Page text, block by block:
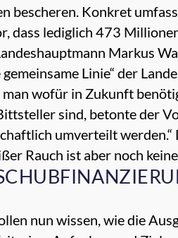
bescheren. Konkret
dass lediglich 473
Markus
gemeinsame Linie“ der
wofür in Zukunft
sind, betonte der
umverteilt
Rauch ist aber noch
nun wissen, wie die